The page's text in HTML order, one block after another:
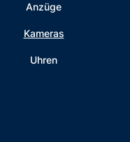
Anzüge
Kameras
Uhren